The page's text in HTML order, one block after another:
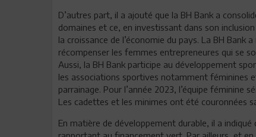
D’autres part, il a ajouté que la BH Bank a
domaines et ce, en investissant dans son
la croissance de l’économie du pays. La BH
récompenser les femmes entrepreneures qui se
Aussi, la BH Bank participe au développement
les associations sportives notamment féminines
parrainage. Pour l’année 2023, l’équipe féminine
Les cadettes et les minimes ont été couronnées
En matière de développement durable, il a